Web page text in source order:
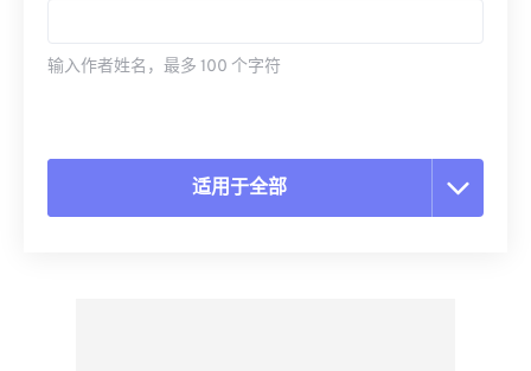
输入作者姓名，最多 100 个字符
适用于全部